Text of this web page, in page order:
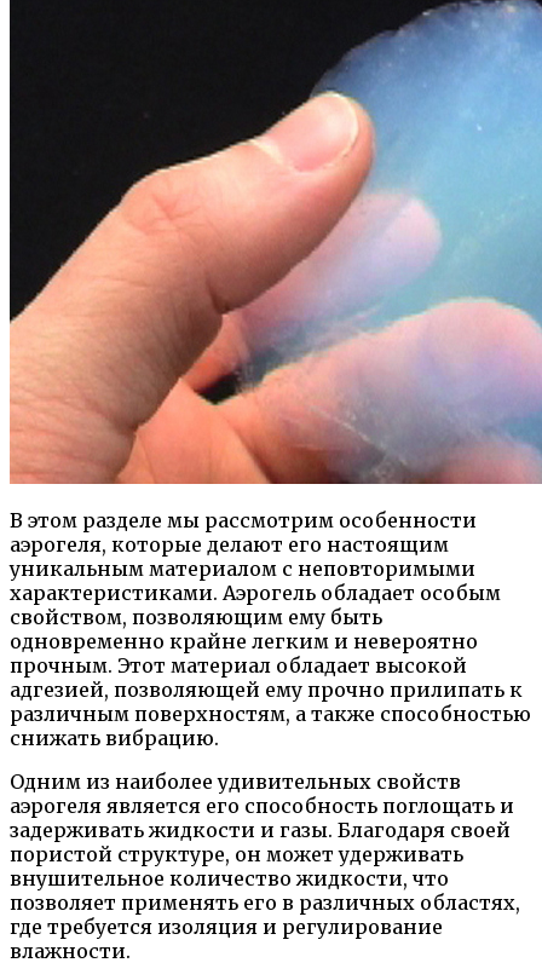
В этом разделе мы рассмотрим особенности
аэрогеля, которые делают его настоящим
уникальным материалом с неповторимыми
характеристиками. Аэрогель обладает особым
свойством, позволяющим ему быть
одновременно крайне легким и невероятно
прочным. Этот материал обладает высокой
адгезией, позволяющей ему прочно прилипать к
различным поверхностям, а также способностью
снижать вибрацию.
Одним из наиболее удивительных свойств
аэрогеля является его способность поглощать и
задерживать жидкости и газы. Благодаря своей
пористой структуре, он может удерживать
внушительное количество жидкости, что
позволяет применять его в различных областях,
где требуется изоляция и регулирование
влажности.